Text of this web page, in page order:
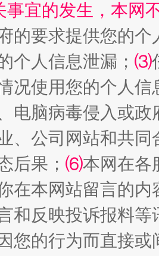
刚被判无期 从幼
了！等你上场
事宜的发生，本网
的要求提供您的个
个人信息泄漏； ⑶
况使用您的个人
电脑病毒侵入或
、公司网站和共
后果； ⑹本网在各
在本网站留言的内
和反映投诉报料
您的行为而直接